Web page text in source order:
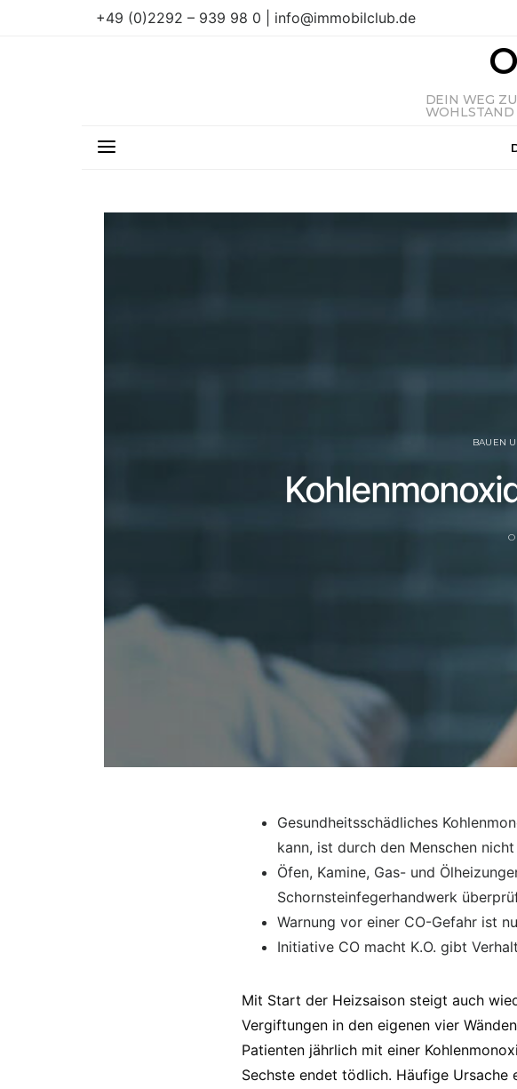
+49 (0)2292 – 939 98 0 | info@immobilclub.de
DEIN WEG
WOHLSTAND
BAUEN
Gesundheitsschädliches
kann, ist durch den Menschen
Öfen, Kamine, Gas- und
Schornsteinfegerhandwerk
Warnung vor einer CO-Gefahr ist
Initiative CO macht K.O. gibt
Mit Start der Heizsaison steigt auch
Vergiftungen in den eigenen vier
Patienten jährlich mit einer
Sechste endet tödlich. Häufige